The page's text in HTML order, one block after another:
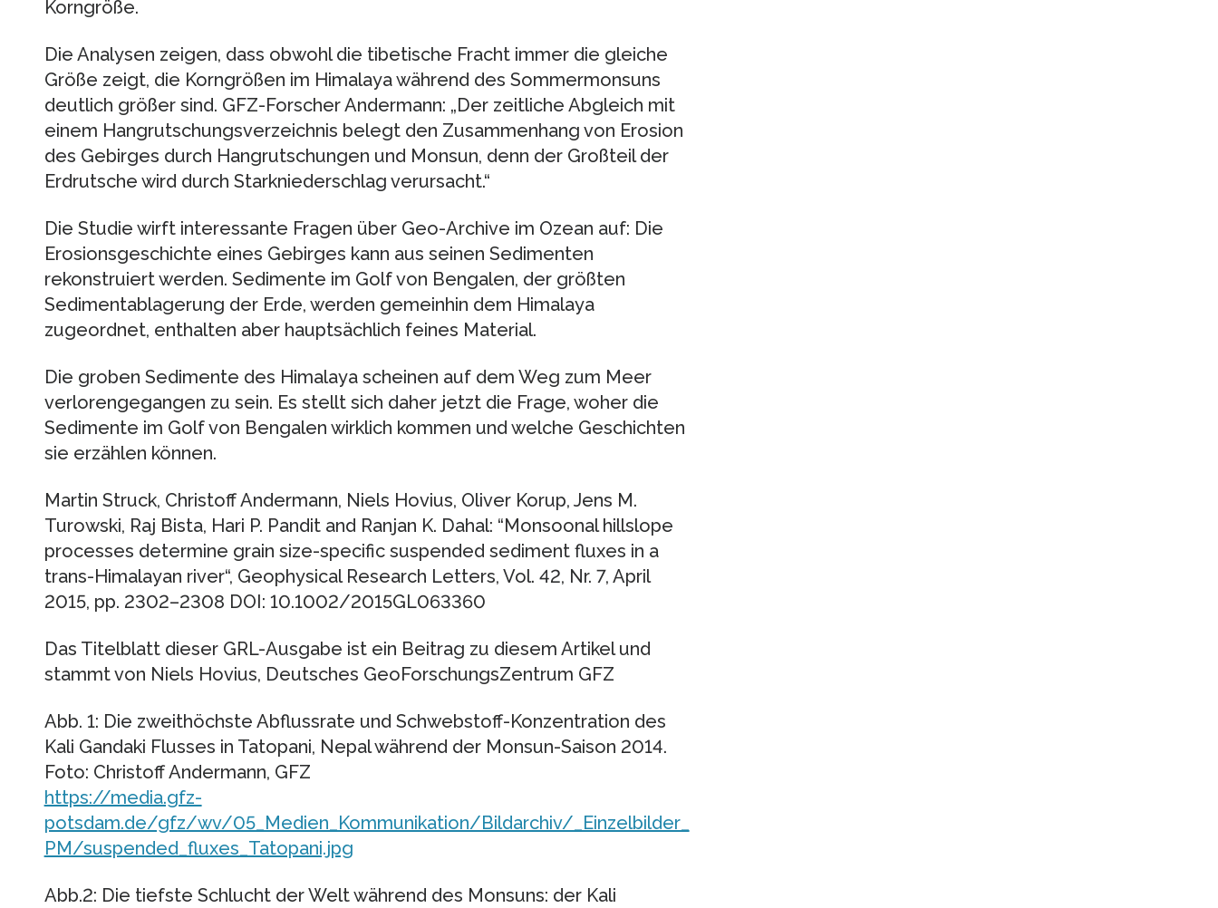
Korngröße.
Die Analysen zeigen, dass obwohl die tibetische Fracht immer die gleiche
Größe zeigt, die Korngrößen im Himalaya während des Sommermonsuns
deutlich größer sind. GFZ-Forscher Andermann: „Der zeitliche Abgleich mit
einem Hangrutschungsverzeichnis belegt den Zusammenhang von Erosion
des Gebirges durch Hangrutschungen und Monsun, denn der Großteil der
Erdrutsche wird durch Starkniederschlag verursacht.“
Die Studie wirft interessante Fragen über Geo-Archive im Ozean auf: Die
Erosionsgeschichte eines Gebirges kann aus seinen Sedimenten
rekonstruiert werden. Sedimente im Golf von Bengalen, der größten
Sedimentablagerung der Erde, werden gemeinhin dem Himalaya
zugeordnet, enthalten aber hauptsächlich feines Material.
Die groben Sedimente des Himalaya scheinen auf dem Weg zum Meer
verlorengegangen zu sein. Es stellt sich daher jetzt die Frage, woher die
Sedimente im Golf von Bengalen wirklich kommen und welche Geschichten
sie erzählen können.
Martin Struck, Christoff Andermann, Niels Hovius, Oliver Korup, Jens M.
Turowski, Raj Bista, Hari P. Pandit and Ranjan K. Dahal: “Monsoonal hillslope
processes determine grain size-specific suspended sediment fluxes in a
trans-Himalayan river“, Geophysical Research Letters, Vol. 42, Nr. 7, April
2015, pp. 2302–2308 DOI: 10.1002/2015GL063360
Das Titelblatt dieser GRL-Ausgabe ist ein Beitrag zu diesem Artikel und
stammt von Niels Hovius, Deutsches GeoForschungsZentrum GFZ
Abb. 1: Die zweithöchste Abflussrate und Schwebstoff-Konzentration des
Kali Gandaki Flusses in Tatopani, Nepal während der Monsun-Saison 2014.
Foto: Christoff Andermann, GFZ
https://media.gfz-
potsdam.de/gfz/wv/05_Medien_Kommunikation/Bildarchiv/_Einzelbilder_
PM/suspended_fluxes_Tatopani.jpg
Abb.2: Die tiefste Schlucht der Welt während des Monsuns: der Kali